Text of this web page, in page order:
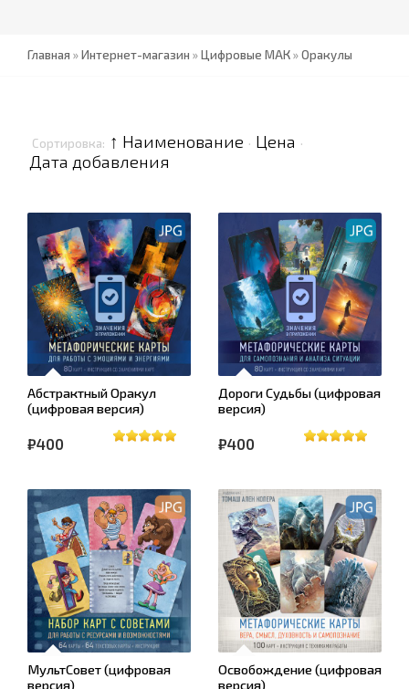
Главная »Интернет-магазин »Цифровые МАК»Оракулы
Сортировка: ↑ Наименование · Цена ·
Дата добавления
Абстрактный Оракул
(цифровая версия)
₽400
Дороги Судьбы (цифровая
версия)
₽400
МультСовет (цифровая
версия)
Освобождение (цифровая
версия)